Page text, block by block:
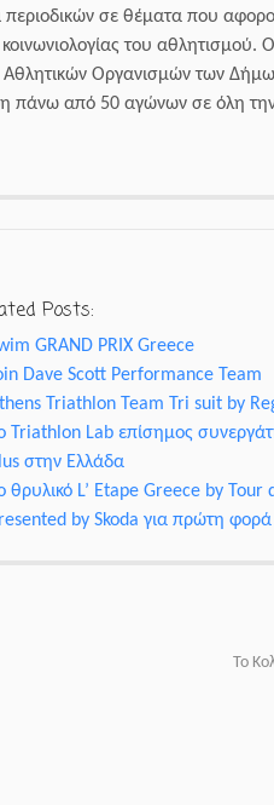
περιοδικών σε θέματα που
του αθλητισμού. Ο
Αθλητικών Οργανισμών των
πάνω από 50 αγώνων σε όλη
Posts:
GRAND PRIX Greece
Dave Scott Performance Team
Triathlon Team Tri suit by
Triathlon Lab επίσημος
στην Ελλάδα
θρυλικό L’ Etape Greece by
by Skoda για πρώτη
To